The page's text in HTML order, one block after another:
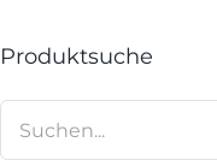
Produktsuche